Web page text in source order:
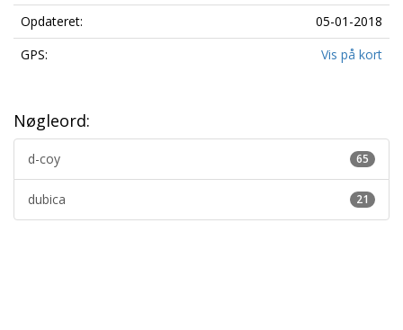
Opdateret:
05-01-2018
GPS:
Vis på kort
Nøgleord:
65
d-coy
21
dubica